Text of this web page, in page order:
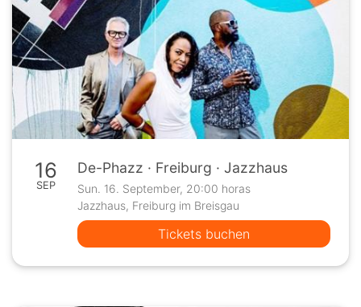
16
SEP
De-Phazz · Freiburg · Jazzhaus
Sun. 16. September, 20:00 horas
Jazzhaus, Freiburg im Breisgau
Tickets buchen